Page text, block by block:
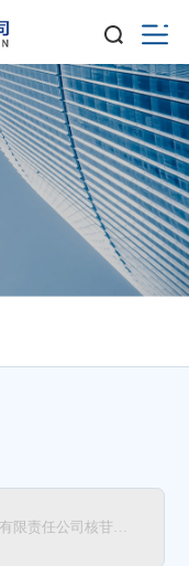
南京同凯兆业生物技术有限责任公司核苷酸的高效生物合成技术研究及产业化生产车间三建设 项目 工艺暖通材料